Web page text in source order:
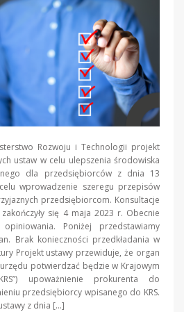
Rozwoju i Technologii projekt
ustaw w celu ulepszenia środowiska
dla przedsiębiorców z dnia 13
wprowadzenie szeregu przepisów
przedsiębiorcom. Konsultacje
się 4 maja 2023 r. Obecnie
Poniżej przedstawiamy
Brak konieczności przedkładania w
Projekt ustawy przewiduje, że organ
potwierdzać będzie w Krajowym
upoważnienie prokurenta do
przedsiębiorcy wpisanego do KRS.
z dnia […]